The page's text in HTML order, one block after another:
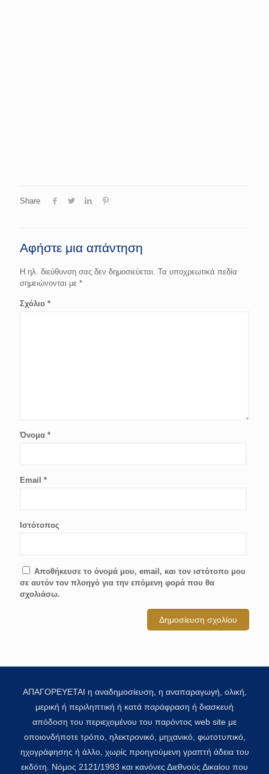
Share
Αφήστε μια απάντηση
Η ηλ. διεύθυνση σας δεν δημοσιεύεται. Τα υποχρεωτικά πεδία
σημειώνονται με *
Σχόλιο *
Όνομα *
Email *
Ιστότοπος
Αποθήκευσε το όνομά μου, email, και τον ιστότοπο μου
σε αυτόν τον πλοηγό για την επόμενη φορά που θα
σχολιάσω.
ΑΠΑΓΟΡΕΥΕΤΑΙ η αναδημοσίευση, η αναπαραγωγή, ολική,
μερική ή περιληπτική ή κατά παράφραση ή διασκευή
απόδοση του περιεχομένου του παρόντος web site με
οποιονδήποτε τρόπο, ηλεκτρονικό, μηχανικό, φωτοτυπικό,
ηχογράφησης ή άλλο, χωρίς προηγούμενη γραπτή άδεια του
εκδότη. Νόμος 2121/1993 και κανόνες Διεθνούς Δικαίου που